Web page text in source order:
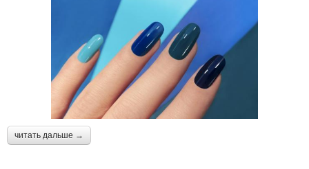
читать дальше →